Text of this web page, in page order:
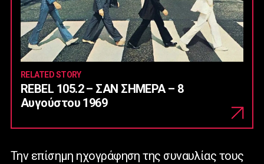
RELATED STORY
REBEL 105.2 – ΣΑΝ ΣΗΜΕΡΑ – 8
Αυγούστου 1969
Την επίσημη ηχογράφηση της συναυλίας τους